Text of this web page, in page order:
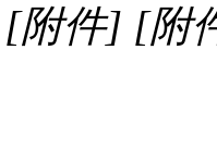
[附件] [附